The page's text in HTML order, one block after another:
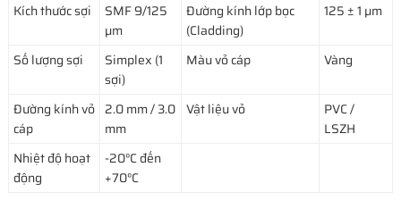
Kích thước sợi
SMF 9/125
μm
Đường kính lớp bọc
(Cladding)
125 ± 1 μm
Số lượng sợi
Simplex (1
sợi)
Màu vỏ cáp Vàng
Đường kính vỏ
cáp
2.0 mm / 3.0
mm
Vật liệu vỏ
PVC /
LSZH
Nhiệt độ hoạt
động
-20°C đến
+70°C